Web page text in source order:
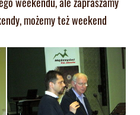
możemy też weekend